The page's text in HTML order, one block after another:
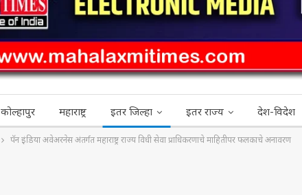
कोल्हापुर महाराष्ट्र इतर जिल्हा इतर राज्य देश-विदेश
पॅन इंडिया अवेअरनेस अंतर्गत महाराष्ट्र राज्य विधी सेवा प्राधिकरणाचे माहितीपर फलकाचे अनावरण